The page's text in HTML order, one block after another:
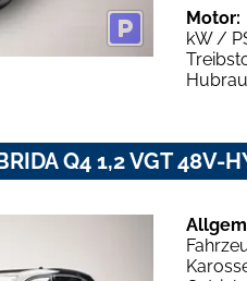
Motor:
kW /
Q4 1,2 VGT 48V-